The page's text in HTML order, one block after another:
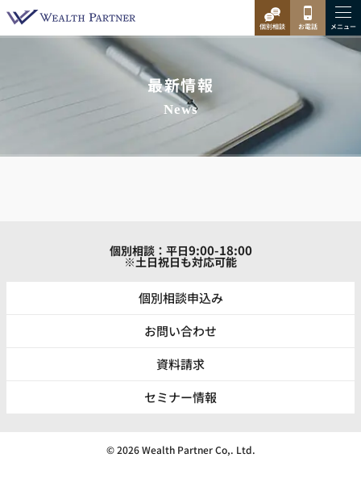
最新情報
News
個別相談：平日9:00-18:00
※土日祝日も対応可能
個別相談申込み
お問い合わせ
資料請求
セミナー情報
© 2026 Wealth Partner Co,. Ltd.